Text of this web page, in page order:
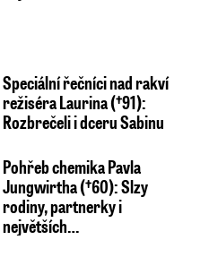
Speciální řečníci nad rakví
režiséra Laurina (†91):
Rozbrečeli i dceru Sabinu
Pohřeb chemika Pavla
Jungwirtha (†60): Slzy
rodiny, partnerky i
největších…